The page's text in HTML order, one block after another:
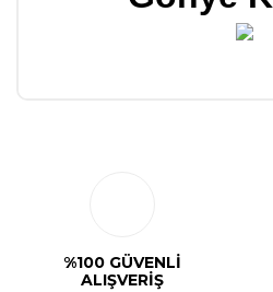
%100 GÜVENLİ
ALIŞVERİŞ